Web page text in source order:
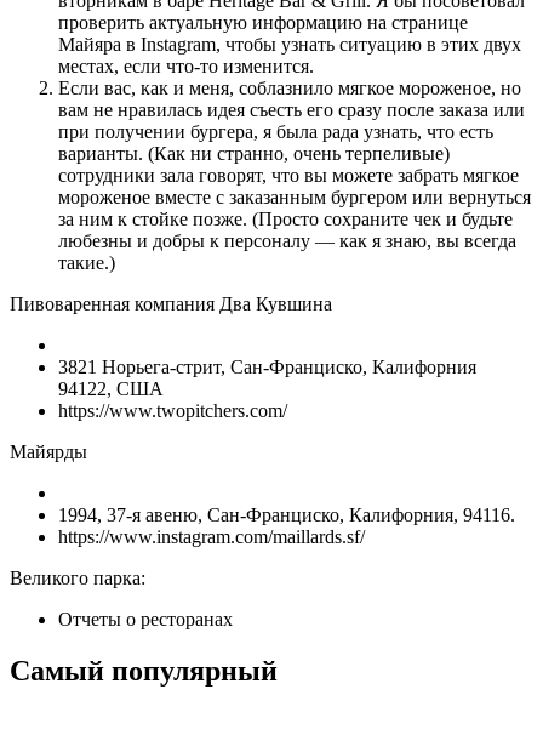
проверить актуальную информацию на странице
Майяра в Instagram, чтобы узнать ситуацию в этих двух
местах, если что-то изменится.
Если вас, как и меня, соблазнило мягкое мороженое, но
вам не нравилась идея съесть его сразу после заказа или
при получении бургера, я была рада узнать, что есть
варианты. (Как ни странно, очень терпеливые)
сотрудники зала говорят, что вы можете забрать мягкое
мороженое вместе с заказанным бургером или вернуться
за ним к стойке позже. (Просто сохраните чек и будьте
любезны и добры к персоналу — как я знаю, вы всегда
такие.)
Пивоваренная компания Два Кувшина
3821 Норьега-стрит, Сан-Франциско, Калифорния
94122, США
https://www.twopitchers.com/
Майярды
1994, 37-я авеню, Сан-Франциско, Калифорния, 94116.
https://www.instagram.com/maillards.sf/
Великого парка:
Отчеты о ресторанах
Самый популярный